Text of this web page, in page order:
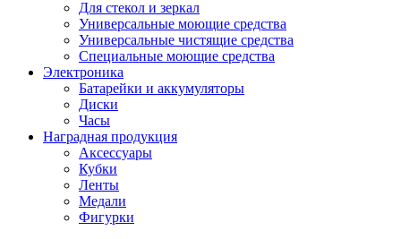
Для стекол и зеркал
Универсальные моющие средства
Универсальные чистящие средства
Специальные моющие средства
Электроника
Батарейки и аккумуляторы
Диски
Часы
Наградная продукция
Аксессуары
Кубки
Ленты
Медали
Фигурки